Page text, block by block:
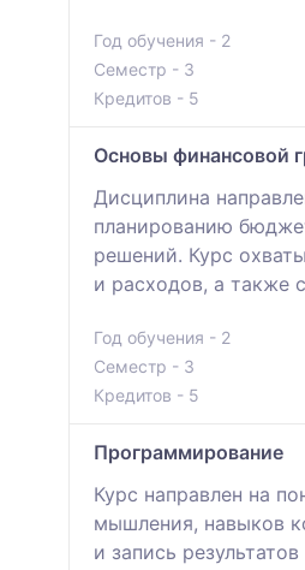
Год обучения - 2
Семестр - 3
Кредитов - 5
Основы финансовой
Дисциплина
планированию
решений. Курс
и расходов, а также
Год обучения - 2
Семестр - 3
Кредитов - 5
Программирование
Курс направлен на
мышления, навыков
и запись